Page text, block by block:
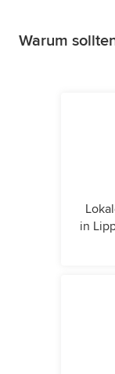
Warum
in